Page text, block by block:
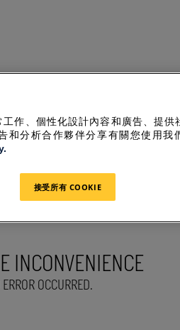
INCONVENIENCE
OCCURRED.
作、個性化設計內容和廣告、提供
和分析合作夥伴分享有關您使用我
接受所有 COOKIE